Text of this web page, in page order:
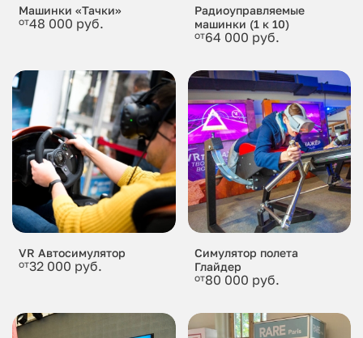
Машинки «Тачки»
от48 000 руб.
Радиоуправляемые
машинки (1 к 10)
от64 000 руб.
VR Автосимулятор
от32 000 руб.
Симулятор полета
Глайдер
от80 000 руб.